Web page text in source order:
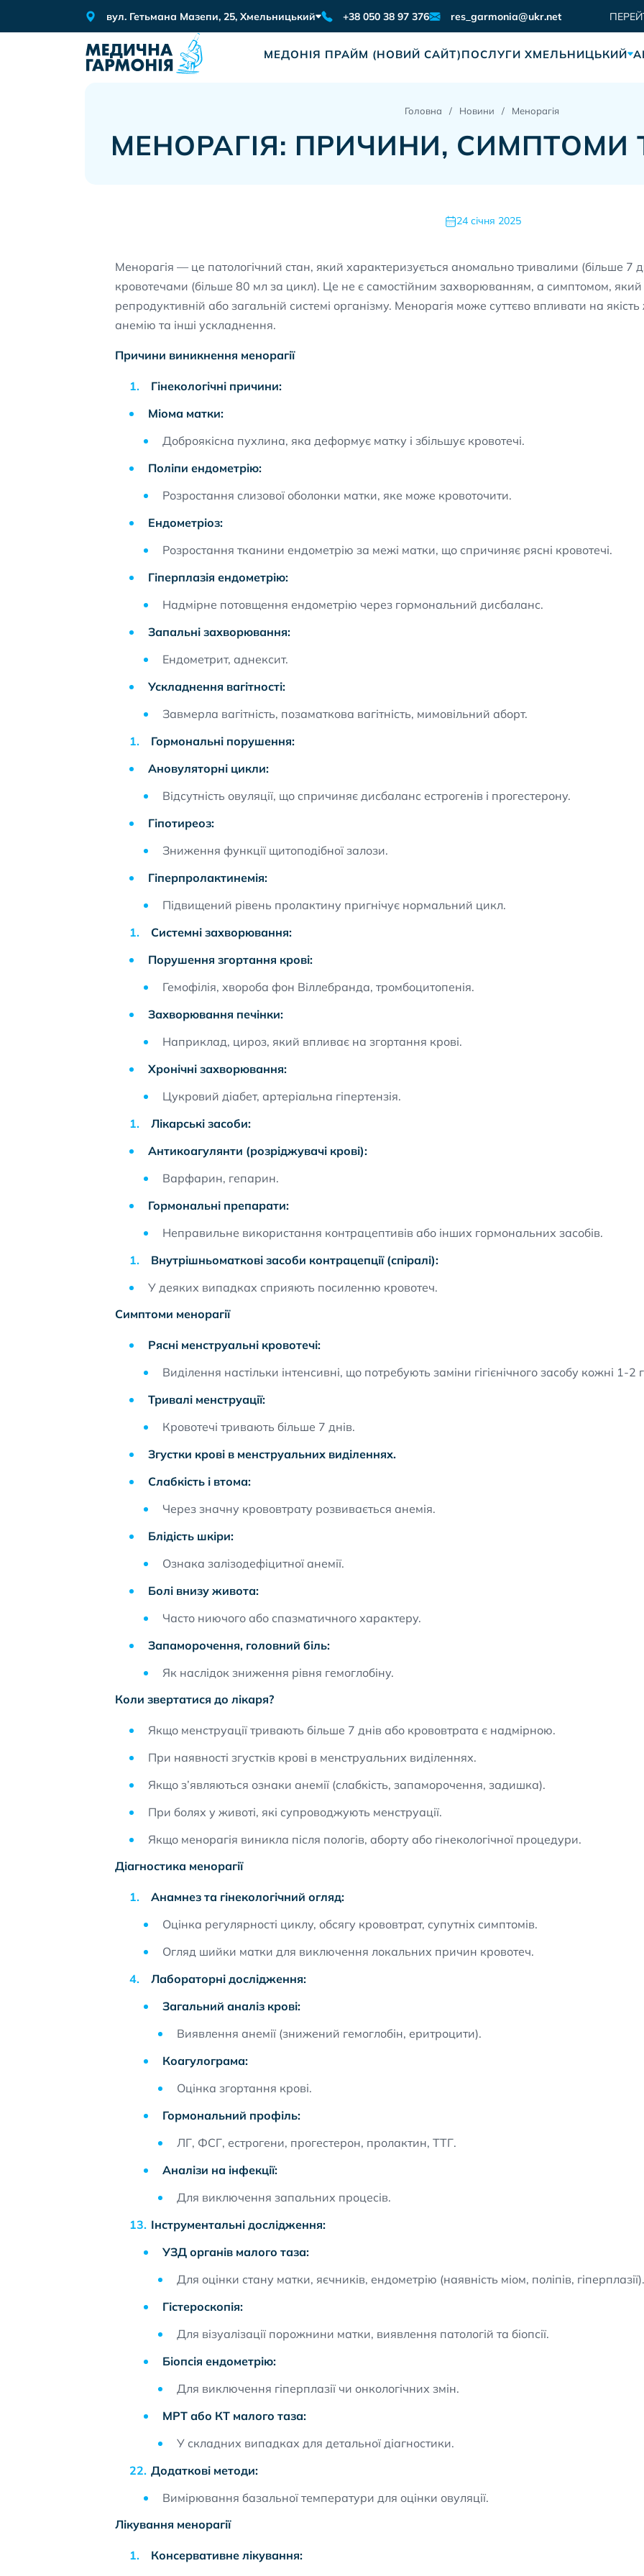
вул. Гетьмана Мазепи, 25, Хмельницький +38 050 38 97 376 res_garmonia@ukr.net
МЕДОНІЯ ПРАЙМ (НОВИЙ САЙТ)ПОСЛУГИ ХМЕЛЬНИЦЬКИЙ
Головна Новини Менорагія
МЕНОРАГІЯ: ПРИЧИНИ, СИМПТОМИ
24 січня 2025
Менорагія — це патологічний стан, який характеризується аномально тривалими (більше 7
кровотечами (більше 80 мл за цикл). Це не є самостійним захворюванням, а симптомом,
репродуктивній або загальній системі організму. Менорагія може суттєво впливати на
анемію та інші ускладнення.
Причини виникнення менорагії
Гінекологічні причини:
Міома матки:
Доброякісна пухлина, яка деформує матку і збільшує кровотечі.
Поліпи ендометрію:
Розростання слизової оболонки матки, яке може кровоточити.
Ендометріоз:
Розростання тканини ендометрію за межі матки, що спричиняє рясні кровотечі.
Гіперплазія ендометрію:
Надмірне потовщення ендометрію через гормональний дисбаланс.
Запальні захворювання:
Ендометрит, аднексит.
Ускладнення вагітності:
Завмерла вагітність, позаматкова вагітність, мимовільний аборт.
Гормональні порушення:
Ановуляторні цикли:
Відсутність овуляції, що спричиняє дисбаланс естрогенів і прогестерону.
Гіпотиреоз:
Зниження функції щитоподібної залози.
Гіперпролактинемія:
Підвищений рівень пролактину пригнічує нормальний цикл.
Системні захворювання:
Порушення згортання крові:
Гемофілія, хвороба фон Віллебранда, тромбоцитопенія.
Захворювання печінки:
Наприклад, цироз, який впливає на згортання крові.
Хронічні захворювання:
Цукровий діабет, артеріальна гіпертензія.
Лікарські засоби:
Антикоагулянти (розріджувачі крові):
Варфарин, гепарин.
Гормональні препарати:
Неправильне використання контрацептивів або інших гормональних засобів.
Внутрішньоматкові засоби контрацепції (спіралі):
У деяких випадках сприяють посиленню кровотеч.
Симптоми менорагії
Рясні менструальні кровотечі:
Виділення настільки інтенсивні, що потребують заміни гігієнічного засобу кожні 1-2
Тривалі менструації:
Кровотечі тривають більше 7 днів.
Згустки крові в менструальних виділеннях.
Слабкість і втома:
Через значну крововтрату розвивається анемія.
Блідість шкіри:
Ознака залізодефіцитної анемії.
Болі внизу живота:
Часто ниючого або спазматичного характеру.
Запаморочення, головний біль:
Як наслідок зниження рівня гемоглобіну.
Коли звертатися до лікаря?
Якщо менструації тривають більше 7 днів або крововтрата є надмірною.
При наявності згустків крові в менструальних виділеннях.
Якщо з’являються ознаки анемії (слабкість, запаморочення, задишка).
При болях у животі, які супроводжують менструації.
Якщо менорагія виникла після пологів, аборту або гінекологічної процедури.
Діагностика менорагії
Анамнез та гінекологічний огляд:
Оцінка регулярності циклу, обсягу крововтрат, супутніх симптомів.
Огляд шийки матки для виключення локальних причин кровотеч.
Лабораторні дослідження:
Загальний аналіз крові:
Виявлення анемії (знижений гемоглобін, еритроцити).
Коагулограма:
Оцінка згортання крові.
Гормональний профіль:
ЛГ, ФСГ, естрогени, прогестерон, пролактин, ТТГ.
Аналізи на інфекції:
Для виключення запальних процесів.
Інструментальні дослідження:
УЗД органів малого таза:
Для оцінки стану матки, яєчників, ендометрію (наявність міом, поліпів, гіперплазії).
Гістероскопія:
Для візуалізації порожнини матки, виявлення патологій та біопсії.
Біопсія ендометрію:
Для виключення гіперплазії чи онкологічних змін.
МРТ або КТ малого таза:
У складних випадках для детальної діагностики.
Додаткові методи:
Вимірювання базальної температури для оцінки овуляції.
Лікування менорагії
Консервативне лікування: